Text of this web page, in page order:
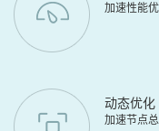
加速性能
动态优化
加速节点